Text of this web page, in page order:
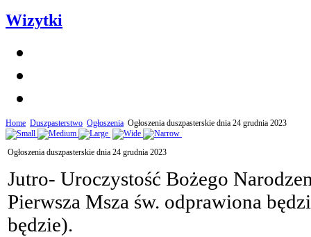
Wizytki
Home Duszpasterstwo Ogłoszenia Ogłoszenia duszpasterskie dnia 24 grudnia 2023
Ogłoszenia duszpasterskie dnia 24 grudnia 2023
Jutro- Uroczystość Bożego
Pierwsza Msza św. odprawiona
będzie).